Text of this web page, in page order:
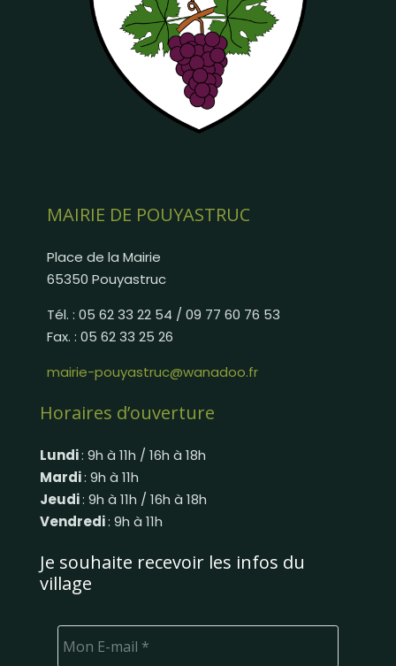
MAIRIE DE POUYASTRUC
Place de la Mairie
65350 Pouyastruc
Tél. : 05 62 33 22 54 / 09 77 60 76 53
Fax. : 05 62 33 25 26
mairie-pouyastruc@wanadoo.fr
Horaires d’ouverture
Lundi: 9h à 11h / 16h à 18h
Mardi: 9h à 11h
Jeudi: 9h à 11h / 16h à 18h
Vendredi: 9h à 11h
Je souhaite recevoir les infos du
village